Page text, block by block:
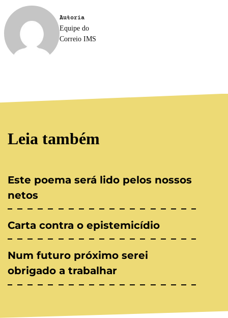
Autoria
Equipe do
Correio IMS
Leia também
Este poema será lido pelos nossos
netos
Carta contra o epistemicídio
Num futuro próximo serei
obrigado a trabalhar